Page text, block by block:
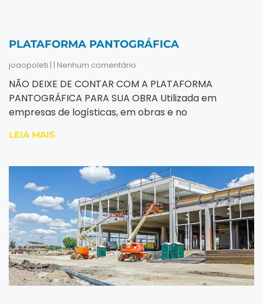
PLATAFORMA PANTOGRÁFICA
joaopoleti Nenhum comentário
NÃO DEIXE DE CONTAR COM A PLATAFORMA
PANTOGRÁFICA PARA SUA OBRA Utilizada em
empresas de logísticas, em obras e no
LEIA MAIS